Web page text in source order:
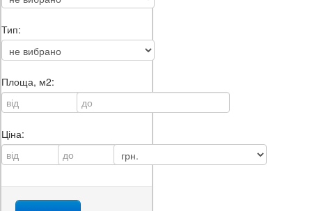
Тип:
Площа, м2:
Ціна: